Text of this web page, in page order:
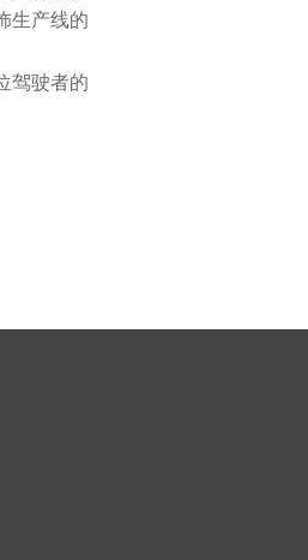
生产线的
驾驶者的